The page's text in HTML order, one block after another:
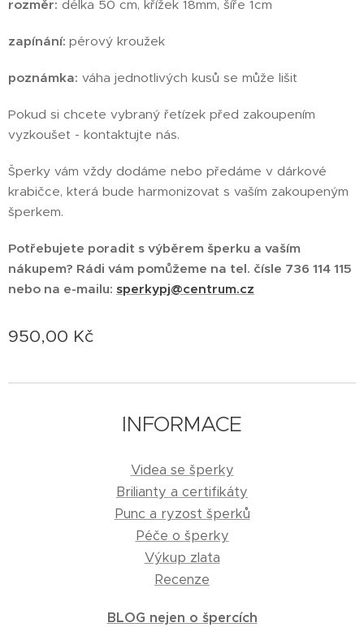
rozměr: délka 50 cm, křížek 18mm, šíře 1cm
zapínání: pérový kroužek
poznámka: váha jednotlivých kusů se může lišit
Pokud si chcete vybraný řetízek před zakoupením
vyzkoušet - kontaktujte nás.
Šperky vám vždy dodáme nebo předáme v dárkové
krabičce, která bude harmonizovat s vaším zakoupeným
šperkem.
Potřebujete poradit s výběrem šperku a vaším
nákupem? Rádi vám pomůžeme na tel. čísle 736 114 115
nebo na e-mailu: sperkypj@centrum.cz
950,00 Kč
INFORMACE
Videa se šperky
Brilianty a certifikáty
Punc a ryzost šperků
Péče o šperky
Výkup zlata
Recenze
BLOG nejen o špercích